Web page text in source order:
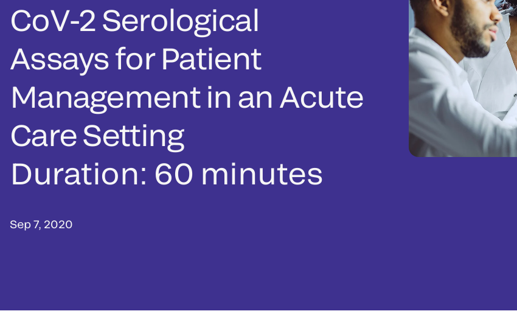
CoV-2 Serological
Assays for Patient
Management in an Acute
Care Setting
Duration: 60 minutes
Sep 7, 2020